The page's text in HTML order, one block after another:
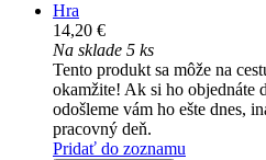
Hra
14,20 €
Na sklade 5 ks
Tento produkt sa môže na
okamžite! Ak si ho objednáte
odošleme vám ho ešte dnes,
pracovný deň.
Pridať do zoznamu